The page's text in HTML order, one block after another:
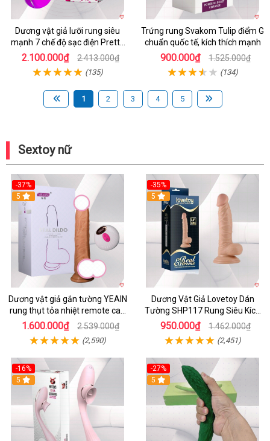
Dương vật giả lưỡi rung siêu
mạnh 7 chế độ sạc điện Pretty
Love
2.100.000₫ 2.413.000₫
(135)
Trứng rung Svakom Tulip điểm G
chuẩn quốc tế, kích thích mạnh
900.000₫ 1.525.000₫
(134)
1 2 3 4 5
Sextoy nữ
-37%
5
Dương vật giả gắn tường YEAIN
rung thụt tỏa nhiệt remote cao
cấp
1.600.000₫ 2.539.000₫
(2,590)
-35%
5
Dương Vật Giả Lovetoy Dán
Tường SHP117 Rung Siêu Kích
Thích
950.000₫ 1.462.000₫
(2,451)
-16%
5
-27%
5